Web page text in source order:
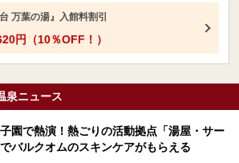
万葉の湯』入館料割引
円（10％OFF！）
泉ニュース
園で熱演！熱ごりの活動拠点「湯屋・サー
バルクオムのスキンケアがもらえる